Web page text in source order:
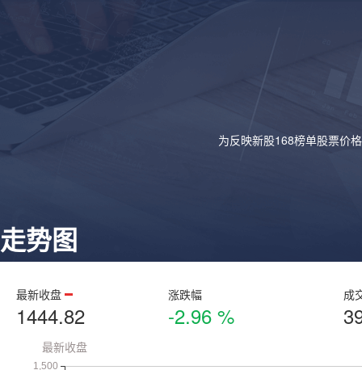
为反映新股168榜单股票价
走势图
最新收盘
1444.82
涨跌幅
-2.96 %
成